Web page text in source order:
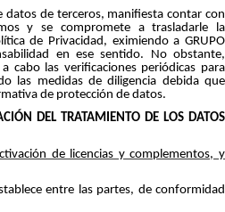
datos de terceros, manifiesta contar con
y se compromete a trasladarle la
de Privacidad, eximiendo a GRUPO
en ese sentido. No obstante,
a cabo las verificaciones periódicas para
las medidas de diligencia debida que
de protección de datos.
DEL TRATAMIENTO DE LOS DATOS
de licencias y complementos, y
entre las partes, de conformidad